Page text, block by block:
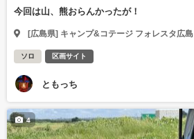
今回は山、熊おらんかったが！
[広島県] キャンプ&コテージ フォレスタ広島
ソロ 区画サイト
ともっち
4